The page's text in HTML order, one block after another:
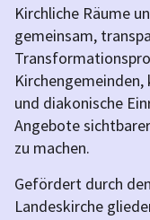
Kirchliche Räume
gemeinsam,
und diakonische
Angebote
zu machen.
Gefördert durch
Landeskirche